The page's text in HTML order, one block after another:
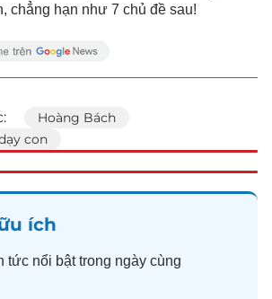
chẳng hạn như 7 chủ đề sau!
Hoàng Bách
con
ích
tức nổi bật trong ngày cùng